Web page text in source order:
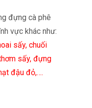
đựng cà phê
vực khác như:
sấy, chuối
sấy, đựng
đậu đỏ,….